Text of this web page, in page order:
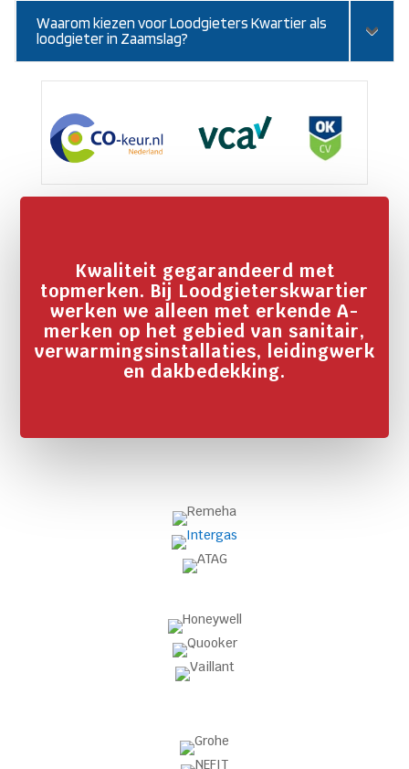
Waarom kiezen voor Loodgieters Kwartier als
loodgieter in Zaamslag?
Kwaliteit gegarandeerd met
topmerken. Bij Loodgieterskwartier
werken we alleen met erkende A-
merken op het gebied van sanitair,
verwarmingsinstallaties, leidingwerk
en dakbedekking.